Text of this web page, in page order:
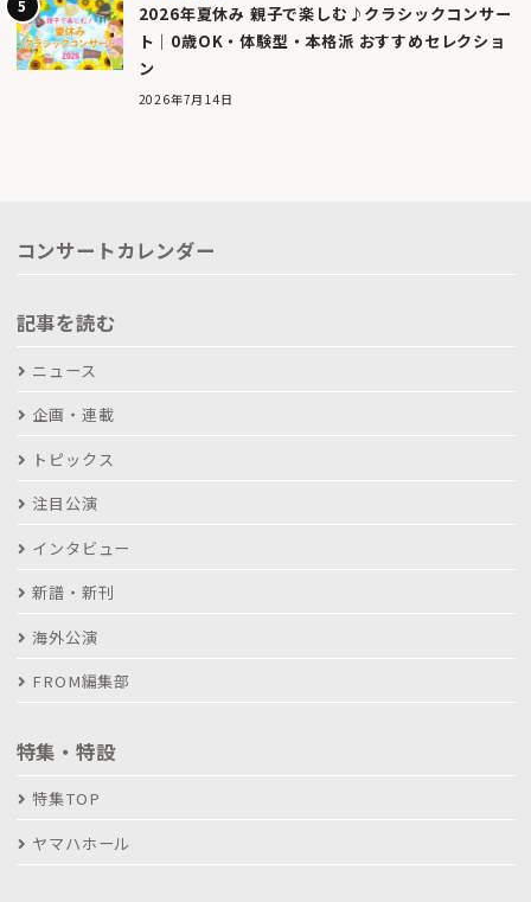
2026年夏休み 親子で楽しむ♪クラシックコンサー
ト｜0歳OK・体験型・本格派 おすすめセレクショ
ン
2026年7月14日
コンサートカレンダー
記事を読む
ニュース
企画・連載
トピックス
注目公演
インタビュー
新譜・新刊
海外公演
FROM編集部
特集・特設
特集TOP
ヤマハホール